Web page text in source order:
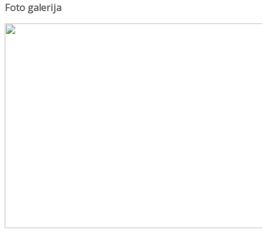
Foto galerija